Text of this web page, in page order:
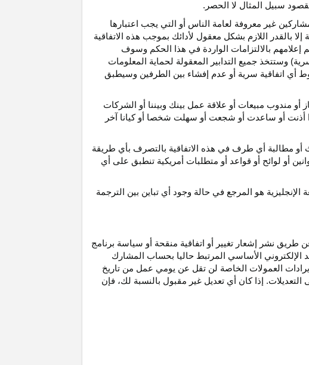
سبيل المثال لا الحصر.
غير معروفة لعامة الناس أو التي يجب اعتبارها
اللازم بشكل معقول لأدائك بموجب هذه الاتفاقية
بالالتزامات الواردة في هذا الحكم وسوف
وستتخذ جميع التدابير المعقولة لحماية المعلومات
أي اتفاقية سرية أو عدم إفشاء بين الطرفين وسيطبق
أو مندوب مبيعات أو علاقة عمل بينك وبيننا أو الشركات
أذنت أو ساعدت أو شجعت أو سهلت شخصا أو كيانا آخر
مطالبة أي طرف في هذه الاتفاقية بالتصرف بأي طريقة
أو لوائح أو قواعد أو متطلبات أمريكية تنطبق على أي
الإنجليزية هو المرجع في حالة وجود أي تباين بين
الترجمة
نشر إشعار تغيير أو اتفاقية منقحة أو سياسة برنامج
الإلكتروني الأساسي المرتبط حاليا بحساب المشارك
العمولات الخاصة لن تقل عن يومي عمل من تاريخ
إذا كان أي تعديل غير مقبول بالنسبة لك، فإن